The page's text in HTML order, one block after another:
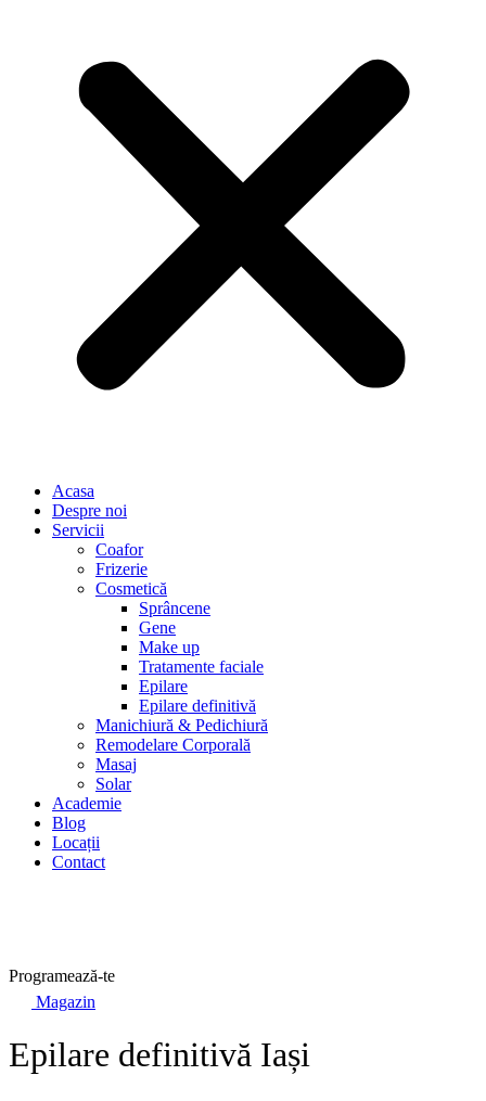
Acasa
Despre noi
Servicii
Coafor
Frizerie
Cosmetică
Sprâncene
Gene
Make up
Tratamente faciale
Epilare
Epilare definitivă
Manichiură & Pedichiură
Remodelare Corporală
Masaj
Solar
Academie
Blog
Locații
Contact
Programează-te
Magazin
Epilare definitivă Iași